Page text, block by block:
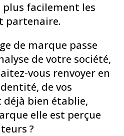
facilement les
partenaire.
de marque passe
de votre société,
vous renvoyer en
de vos
déjà bien établie,
elle est perçue
?